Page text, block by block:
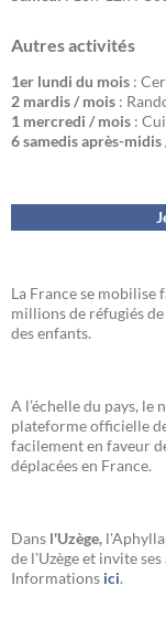
Autres activités
1er lundi du mois :
2 mardis / mois :
1 mercredi / mois :
6 samedis après-midis
La France se mobilise
millions de réfugiés
des enfants.
A l’échelle du pays, le
plateforme officielle
facilement en faveur
déplacées en France.
Dans l'Uzège,
de l'Uzège et invite
Informations ici.